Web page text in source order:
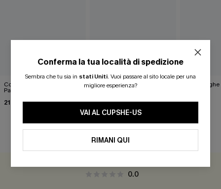
Completo bikini Love Spell
Paisley
21,00 €43,00 €
Bikini blu oltremare Bikini a
RECENSIONI DEI CLIENTI
0.0
Conferma la tua località di spedizione
Sembra che tu sia in stati Uniti. Vuoi passare al sito locale per una
migliore esperienza?
VAI AL CUPSHE-US
RIMANI QUI